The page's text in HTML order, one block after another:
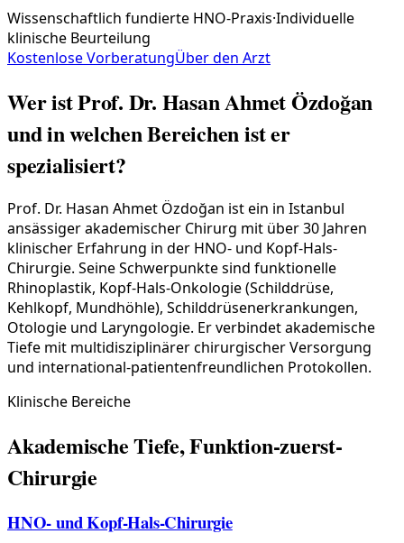
Wissenschaftlich fundierte HNO-Praxis·Individuelle
klinische Beurteilung
Kostenlose VorberatungÜber den Arzt
Wer ist Prof. Dr. Hasan Ahmet Özdoğan
und in welchen Bereichen ist er
spezialisiert?
Prof. Dr. Hasan Ahmet Özdoğan ist ein in Istanbul
ansässiger akademischer Chirurg mit über 30 Jahren
klinischer Erfahrung in der HNO- und Kopf-Hals-
Chirurgie. Seine Schwerpunkte sind funktionelle
Rhinoplastik, Kopf-Hals-Onkologie (Schilddrüse,
Kehlkopf, Mundhöhle), Schilddrüsenerkrankungen,
Otologie und Laryngologie. Er verbindet akademische
Tiefe mit multidisziplinärer chirurgischer Versorgung
und international-patientenfreundlichen Protokollen.
Klinische Bereiche
Akademische Tiefe, Funktion-zuerst-
Chirurgie
HNO- und Kopf-Hals-Chirurgie